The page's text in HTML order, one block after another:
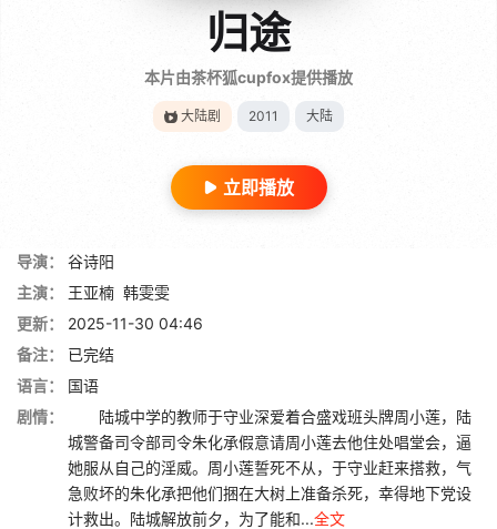
归途
本片由茶杯狐cupfox提供播放
大陆剧 2011 大陆
立即播放
导演：
谷诗阳
主演：
王亚楠 韩雯雯
更新：
2025-11-30 04:46
备注：
已完结
语言：
国语
剧情：
陆城中学的教师于守业深爱着合盛戏班头牌周小莲，陆
城警备司令部司令朱化承假意请周小莲去他住处唱堂会，逼
她服从自己的淫威。周小莲誓死不从，于守业赶来搭救，气
急败坏的朱化承把他们捆在大树上准备杀死，幸得地下党设
计救出。陆城解放前夕，为了能和...全文